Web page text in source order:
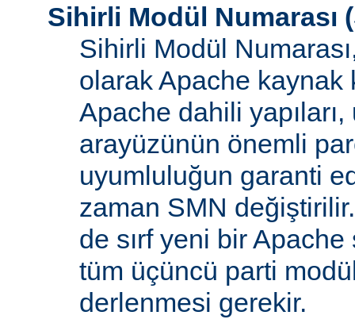
Sihirli Modül Numarası (
Sihirli Modül
olarak Apache kaynak
Apache dahili
arayüzünün önemli
uyumluluğun garanti
zaman SMN
de sırf yeni bir
tüm üçüncü parti
derlenmesi gerekir.